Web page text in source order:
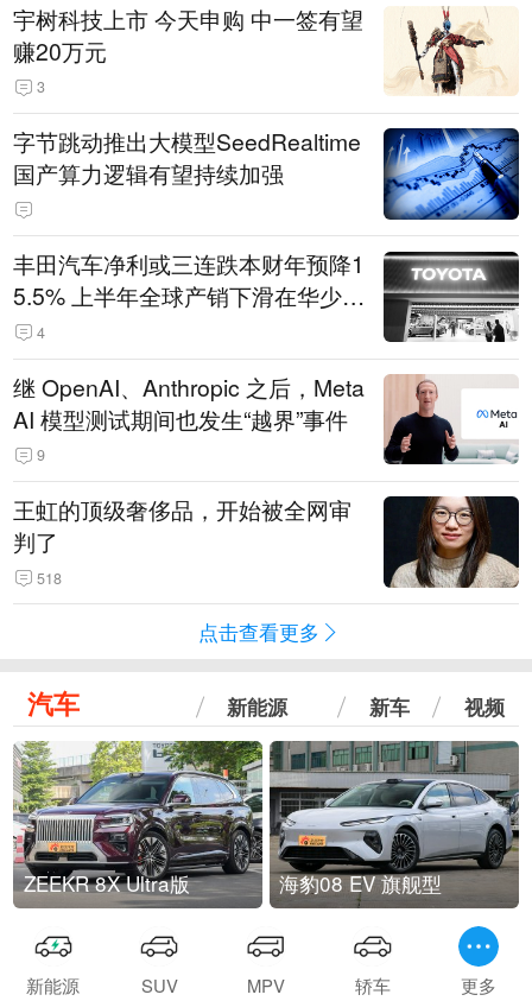
宇树科技上市 今天申购 中一签有望
赚20万元
3
字节跳动推出大模型SeedRealtime
国产算力逻辑有望持续加强
丰田汽车净利或三连跌本财年预降1
5.5% 上半年全球产销下滑在华少卖
14.3万辆
4
继 OpenAI、Anthropic 之后，Meta
AI 模型测试期间也发生“越界”事件
9
王虹的顶级奢侈品，开始被全网审
判了
518
点击查看更多
汽车 新能源 新车 视频
ZEEKR 8X Ultra版 海豹08 EV 旗舰型
新能源 SUV MPV 轿车 更多